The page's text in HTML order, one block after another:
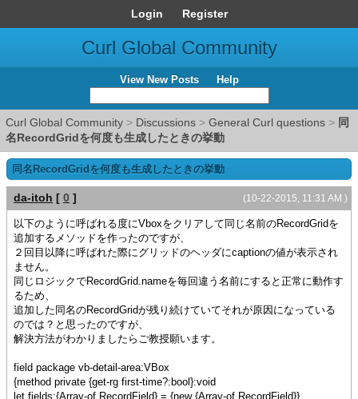
Login Register
Curl Global Community
View New Posts Help
Curl Global Community > Discussions > General Curl questions > 同
名RecordGridを何度も生成したときの挙動
同名RecordGridを何度も生成したときの挙動
(10-22-2015, 11:31 AM )
da-itoh [ 0 ]
以下のように呼ばれる度にVboxをクリアして同じ名前のRecordGridを
追加するメソッドを作ったのですが、
２回目以降に呼ばれた際にグリッドのヘッダにcaptionの値が表示され
ません。
同じロジックでRecordGrid.nameを毎回違う名前にすると正常に動作す
るため、
追加した同名のRecordGridが残り続けていてそれが原因になっている
のでは？と思ったのですが、
解決方法がわかりましたらご教授願います。
field package vb-detail-area:VBox
{method private {get-rg first-time?:bool}:void
let fields:{Array-of RecordField} = {new {Array-of RecordField}}